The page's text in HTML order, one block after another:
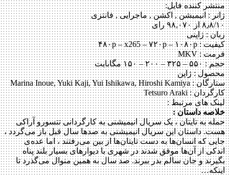
منتشر کننده فایل:
ژانر :انیمیشن , اکشن , ماجرایی , فانتزی
۸٫۸/۱۰ از ۹۸,۰۷۰ رای
زبان : ژاپنی
کیفیت : ۴۸۰p – x265 – ۷۲۰p – ۱۰۸۰p
فرمت : MKV
حجم : ۵۵۰ – ۳۲۵ – ۲۰۰ – ۱۵۰ مگابایت
محصول : ژاپن
ستارگان :Marina Inoue, Yuki Kaji, Yui Ishikawa, Hiroshi Kamiya
کارگردان :Tetsuro Araki
لینک های مرتبط :
خلاصه داستان :
حمله به تایتان ، یک سریال انیمیشنی به کارگردانی تتسورو آراکی
هست. داستان این سریال انیمیشنی به صدها سال قبل باز می‌گردد ،
جایی که انسان‌ها به دست تایتان‌ها از بین می‌رفتند ، اما عده‌ی
اندکی از آن‌ها موفق شدند در شهری با دیوارهای بسیار بلند پناه
بگیرند و جان سالم بدر ببرند. صد سال به همین منوال می‌گذرد تا
اینکه…